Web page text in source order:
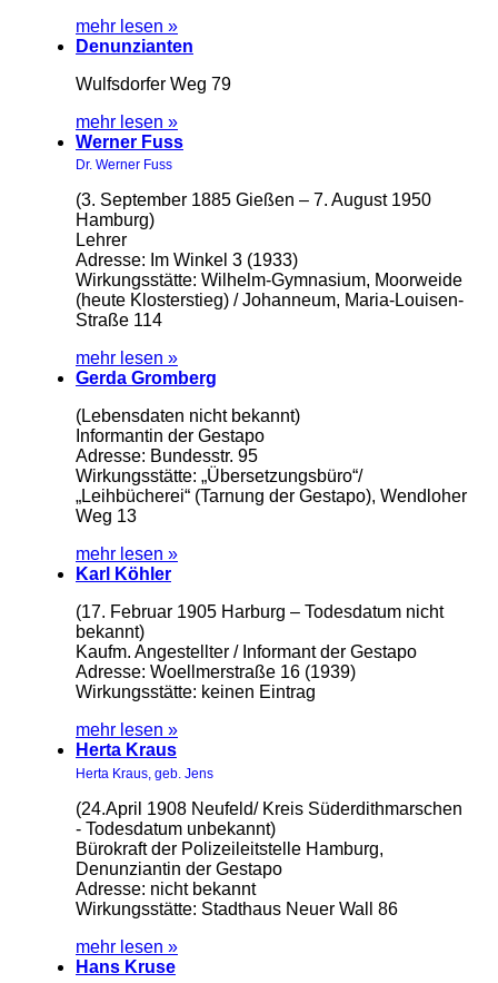
mehr lesen »
Denunzianten
Wulfsdorfer Weg 79
mehr lesen »
Werner Fuss
Dr. Werner Fuss
(3. September 1885 Gießen – 7. August 1950
Hamburg)
Lehrer
Adresse: Im Winkel 3 (1933)
Wirkungsstätte: Wilhelm-Gymnasium, Moorweide
(heute Klosterstieg) / Johanneum, Maria-Louisen-
Straße 114
mehr lesen »
Gerda Gromberg
(Lebensdaten nicht bekannt)
Informantin der Gestapo
Adresse: Bundesstr. 95
Wirkungsstätte: „Übersetzungsbüro“/
„Leihbücherei“ (Tarnung der Gestapo), Wendloher
Weg 13
mehr lesen »
Karl Köhler
(17. Februar 1905 Harburg – Todesdatum nicht
bekannt)
Kaufm. Angestellter / Informant der Gestapo
Adresse: Woellmerstraße 16 (1939)
Wirkungsstätte: keinen Eintrag
mehr lesen »
Herta Kraus
Herta Kraus, geb. Jens
(24.April 1908 Neufeld/ Kreis Süderdithmarschen
- Todesdatum unbekannt)
Bürokraft der Polizeileitstelle Hamburg,
Denunziantin der Gestapo
Adresse: nicht bekannt
Wirkungsstätte: Stadthaus Neuer Wall 86
mehr lesen »
Hans Kruse